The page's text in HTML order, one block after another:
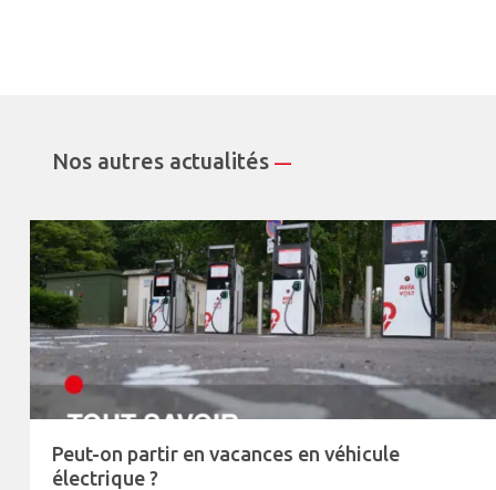
Nos autres actualités—
Peut-on partir en vacances en véhicule
électrique ?